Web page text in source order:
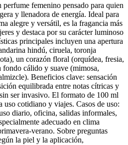
femenino pensado para quien
y llenadora de energía. Ideal para
alegre y versátil, es la fragancia más
y destaca por su carácter luminoso
principales incluyen una apertura
hindú, ciruela, toronja
un corazón floral (orquídea, fresia,
cálido y suave (mimosa,
Beneficios clave: sensación
equilibrada entre notas cítricas y
ser invasivo. El formato de 100 ml
uso cotidiano y viajes. Casos de uso:
diario, oficina, salidas informales,
adecuado en clima
verano. Sobre preguntas
la piel y la aplicación,